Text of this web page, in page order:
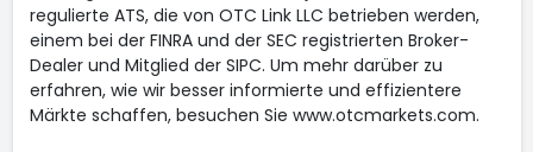
regulierte ATS, die von OTC Link LLC betrieben werden,
einem bei der FINRA und der SEC registrierten Broker-
Dealer und Mitglied der SIPC. Um mehr darüber zu
erfahren, wie wir besser informierte und effizientere
Märkte schaffen, besuchen Sie www.otcmarkets.com.